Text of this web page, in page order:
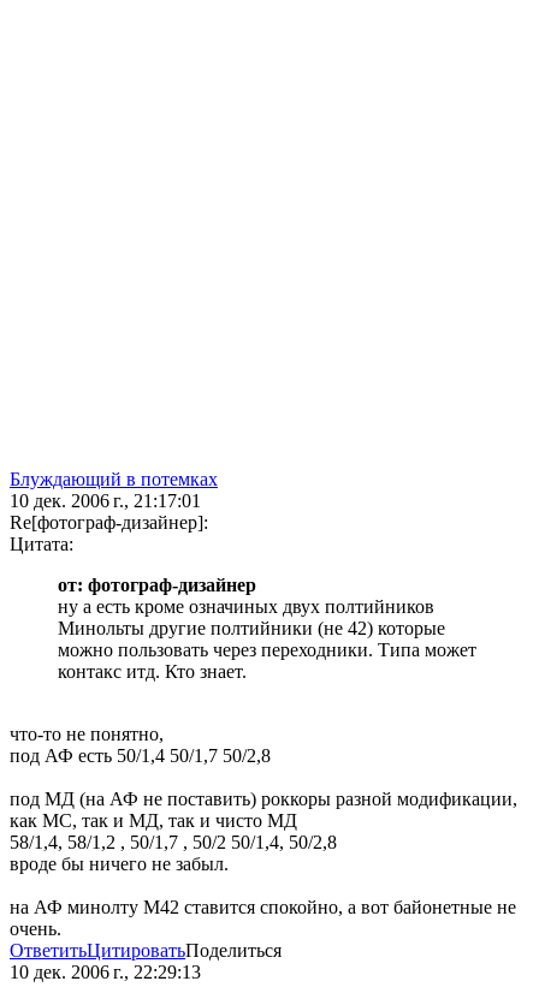
Блуждающий в потемках
10 дек. 2006 г., 21:17:01
Re[фотограф-дизайнер]:
Цитата:
от: фотограф-дизайнер
ну а есть кроме означиных двух полтийников
Минольты другие полтийники (не 42) которые
можно пользовать через переходники. Типа может
контакс итд. Кто знает.
что-то не понятно,
под АФ есть 50/1,4 50/1,7 50/2,8
под МД (на АФ не поставить) роккоры разной модификации,
как МС, так и МД, так и чисто МД
58/1,4, 58/1,2 , 50/1,7 , 50/2 50/1,4, 50/2,8
вроде бы ничего не забыл.
на АФ минолту М42 ставится спокойно, а вот байонетные не
очень.
ОтветитьЦитироватьПоделиться
10 дек. 2006 г., 22:29:13